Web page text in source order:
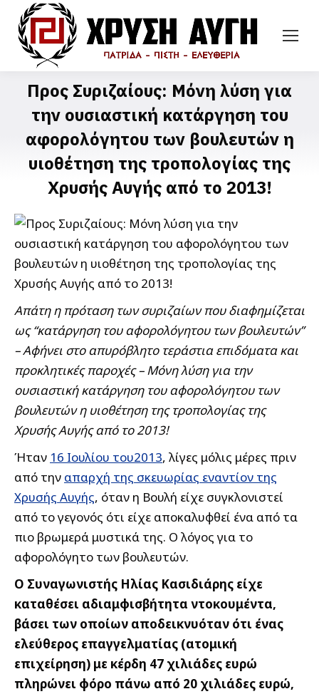
Προς Συριζαίους: Μόνη λύση για
την ουσιαστική κατάργηση του
αφορολόγητου των βουλευτών η
υιοθέτηση της τροπολογίας της
Χρυσής Αυγής από το 2013!
Απάτη η πρόταση των συριζαίων που διαφημίζεται
ως “κατάργηση του αφορολόγητου των βουλευτών”
– Αφήνει στο απυρόβλητο τεράστια επιδόματα και
προκλητικές παροχές – Μόνη λύση για την
ουσιαστική κατάργηση του αφορολόγητου των
βουλευτών η υιοθέτηση της τροπολογίας της
Χρυσής Αυγής από το 2013!
Ήταν 16 Ιουλίου του2013, λίγες μόλις μέρες πριν
από την απαρχή της σκευωρίας εναντίον της
Χρυσής Αυγής, όταν η Βουλή είχε συγκλονιστεί
από το γεγονός ότι είχε αποκαλυφθεί ένα από τα
πιο βρωμερά μυστικά της. Ο λόγος για το
αφορολόγητο των βουλευτών.
Ο Συναγωνιστής Ηλίας Κασιδιάρης είχε
καταθέσει αδιαμφισβήτητα ντοκουμέντα,
βάσει των οποίων αποδεικνυόταν ότι ένας
ελεύθερος επαγγελματίας (ατομική
επιχείρηση) με κέρδη 47 χιλιάδες ευρώ
πληρώνει φόρο πάνω από 20 χιλιάδες ευρώ,